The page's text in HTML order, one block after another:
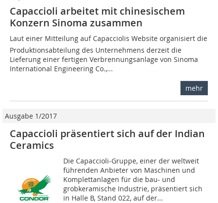
Capaccioli arbeitet mit chinesischem
Konzern Sinoma zusammen
Laut einer Mitteilung auf Capacciolis Website organisiert die
Produktionsabteilung des Unternehmens derzeit die
Lieferung einer fertigen Verbrennungsanlage von Sinoma
International Engineering Co.,...
mehr
Ausgabe 1/2017
Capaccioli präsentiert sich auf der Indian
Ceramics
Die Capaccioli-Gruppe, einer der weltweit
führenden Anbieter von Maschinen und
Komplettanlagen für die bau- und
grobkeramische Industrie, präsentiert sich
in Halle B, Stand 022, auf der...